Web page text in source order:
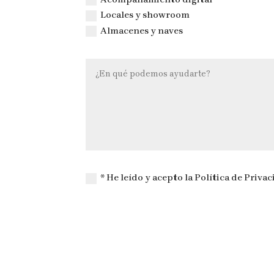
Locales y showroom
Almacenes y naves
* He leído y acepto la Política de